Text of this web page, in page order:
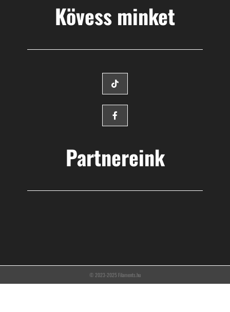
Kövess minket
Partnereink
© 2023-2025 Filaments.hu